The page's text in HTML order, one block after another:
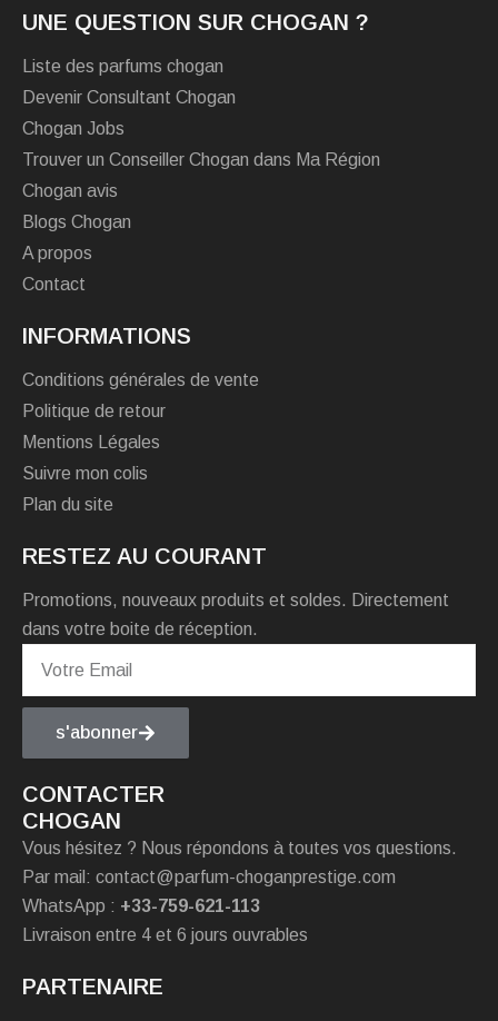
UNE QUESTION SUR CHOGAN ?
Liste des parfums chogan
Devenir Consultant Chogan
Chogan Jobs
Trouver un Conseiller Chogan dans Ma Région
Chogan avis
Blogs Chogan
A propos
Contact
INFORMATIONS
Conditions générales de vente
Politique de retour
Mentions Légales
Suivre mon colis
Plan du site
RESTEZ AU COURANT
Promotions, nouveaux produits et soldes. Directement
dans votre boite de réception.
s'abonner
CONTACTER
CHOGAN
Vous hésitez ? Nous répondons à toutes vos questions.
Par mail: contact@parfum-choganprestige.com
WhatsApp : +33-759-621-113
Livraison entre 4 et 6 jours ouvrables
PARTENAIRE